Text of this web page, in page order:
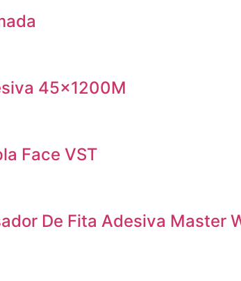
45x1200M
Face VST
De Fita Adesiva Master